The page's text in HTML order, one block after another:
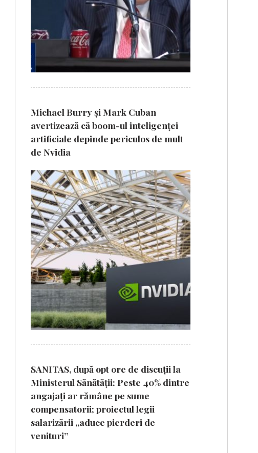
Michael Burry și Mark Cuban
avertizează că boom-ul inteligenței
artificiale depinde periculos de mult
de Nvidia
SANITAS, după opt ore de discuții la
Ministerul Sănătății: Peste 40% dintre
angajați ar rămâne pe sume
compensatorii; proiectul legii
salarizării „aduce pierderi de
venituri”